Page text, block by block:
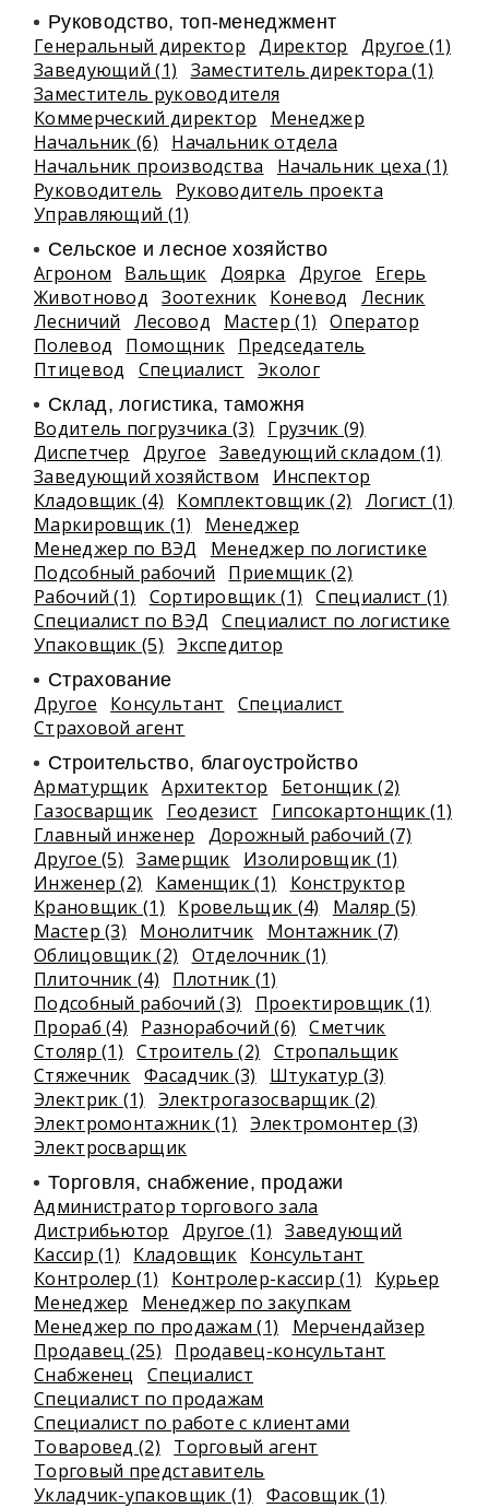
Руководство, топ-менеджмент
Генеральный директор Директор
Другое (1)
Заведующий (1)
Заместитель директора (1)
Заместитель руководителя
Коммерческий директор
Менеджер
Начальник (6)
Начальник отдела
Начальник производства
Начальник цеха (1)
Руководитель
Руководитель проекта
Управляющий (1)
Сельское и лесное хозяйство
Агроном Вальщик Доярка Другое
Егерь
Животновод
Зоотехник Коневод
Лесник
Лесничий
Лесовод Мастер (1)
Оператор
Полевод
Помощник Председатель
Птицевод
Специалист Эколог
Склад, логистика, таможня
Водитель погрузчика (3)
Грузчик (9)
Диспетчер
Другое Заведующий складом (1)
Заведующий хозяйством
Инспектор
Кладовщик (4)
Комплектовщик (2)
Логист (1)
Маркировщик (1)
Менеджер
Менеджер по ВЭД
Менеджер по логистике
Подсобный рабочий
Приемщик (2)
Рабочий (1)
Сортировщик (1)
Специалист (1)
Специалист по ВЭД
Специалист по логистике
Упаковщик (5)
Экспедитор
Страхование
Другое Консультант
Специалист
Страховой агент
Строительство, благоустройство
Арматурщик Архитектор
Бетонщик (2)
Газосварщик
Геодезист
Гипсокартонщик (1)
Главный инженер
Дорожный рабочий (7)
Другое (5)
Замерщик
Изолировщик (1)
Инженер (2)
Каменщик (1)
Конструктор
Крановщик (1)
Кровельщик (4)
Маляр (5)
Мастер (3)
Монолитчик
Монтажник (7)
Облицовщик (2)
Отделочник (1)
Плиточник (4)
Плотник (1)
Подсобный рабочий (3)
Проектировщик (1)
Прораб (4)
Разнорабочий (6)
Сметчик
Столяр (1)
Строитель (2)
Стропальщик
Стяжечник Фасадчик (3)
Штукатур (3)
Электрик (1)
Электрогазосварщик (2)
Электромонтажник (1)
Электромонтер (3)
Электросварщик
Торговля, снабжение, продажи
Администратор торгового зала
Дистрибьютор
Другое (1)
Заведующий
Кассир (1)
Кладовщик Консультант
Контролер (1)
Контролер-кассир (1)
Курьер
Менеджер
Менеджер по закупкам
Менеджер по продажам (1)
Мерчендайзер
Продавец (25)
Продавец-консультант
Снабженец
Специалист
Специалист по продажам
Специалист по работе с клиентами
Товаровед (2)
Торговый агент
Торговый представитель
Укладчик-упаковщик (1)
Фасовщик (1)